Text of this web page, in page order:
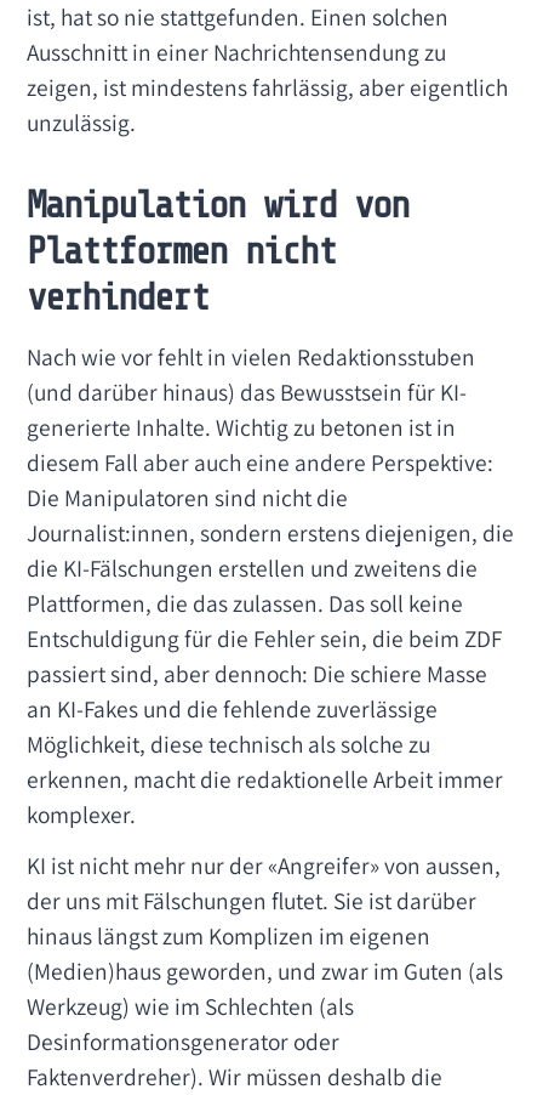
ist, hat so nie stattgefunden. Einen solchen
Ausschnitt in einer Nachrichtensendung zu
zeigen, ist mindestens fahrlässig, aber eigentlich
unzulässig.
Manipulation wird von
Plattformen nicht
verhindert
Nach wie vor fehlt in vielen Redaktionsstuben
(und darüber hinaus) das Bewusstsein für KI-
generierte Inhalte. Wichtig zu betonen ist in
diesem Fall aber auch eine andere Perspektive:
Die Manipulatoren sind nicht die
Journalist:innen, sondern erstens diejenigen, die
die KI-Fälschungen erstellen und zweitens die
Plattformen, die das zulassen. Das soll keine
Entschuldigung für die Fehler sein, die beim ZDF
passiert sind, aber dennoch: Die schiere Masse
an KI-Fakes und die fehlende zuverlässige
Möglichkeit, diese technisch als solche zu
erkennen, macht die redaktionelle Arbeit immer
komplexer.
KI ist nicht mehr nur der «Angreifer» von aussen,
der uns mit Fälschungen flutet. Sie ist darüber
hinaus längst zum Komplizen im eigenen
(Medien)haus geworden, und zwar im Guten (als
Werkzeug) wie im Schlechten (als
Desinformationsgenerator oder
Faktenverdreher). Wir müssen deshalb die